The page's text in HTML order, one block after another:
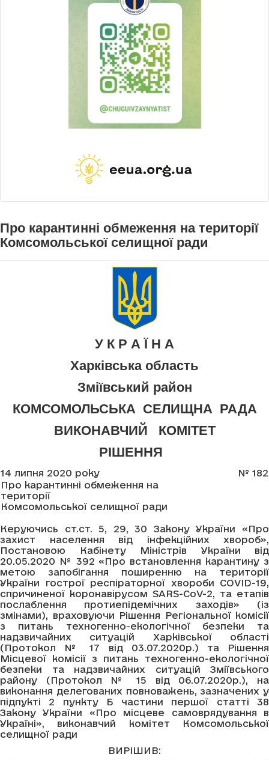
Про карантинні обмеження на території
Комсомольської селищної ради
У К Р А Ї Н А
Харківська область
Зміївський район
КОМСОМОЛЬСЬКА СЕЛИЩНА РАДА
ВИКОНАВЧИЙ КОМІТЕТ
РІШЕННЯ
14 липня 2020 року
№ 182
Про карантинні обмеження на
території
Комсомольської селищної ради
Керуючись ст.ст. 5, 29, 30 Закону України «Про
захист населення від інфекційних хвороб»,
Постановою Кабінету Міністрів України від
20.05.2020 № 392 «Про встановлення карантину з
метою запобігання поширенню на території
України гострої респіраторної хвороби COVID-19,
спричиненої коронавірусом SARS-CoV-2, та етапів
послаблення протиепідемічних заходів» (із
змінами), враховуючи Рішення Регіональної комісії
з питань техногенно-екологічної безпеки та
надзвичайних ситуацій Харківської області
(Протокол № 17 від 03.07.2020р.) та Рішення
Місцевої комісії з питань техногенно-екологічної
безпеки та надзвичайних ситуацій Зміївського
району (Протокол № 15 від 06.07.2020р.), на
виконання делегованих повноважень, зазначених у
підпукті 2 пункту Б частини першої статті 38
Закону України «Про місцеве самоврядування в
Україні», виконавчий комітет Комсомольської
селищної ради
ВИРІШИВ: